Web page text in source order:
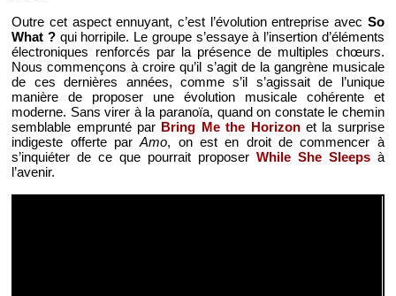
Outre cet aspect ennuyant, c’est l’évolution entreprise avec So
What ? qui horripile. Le groupe s’essaye à l’insertion d’éléments
électroniques renforcés par la présence de multiples chœurs.
Nous commençons à croire qu’il s’agit de la gangrène musicale
de ces dernières années, comme s’il s’agissait de l’unique
manière de proposer une évolution musicale cohérente et
moderne. Sans virer à la paranoïa, quand on constate le chemin
semblable emprunté par Bring Me the Horizon et la surprise
indigeste offerte parAmo, on est en droit de commencer à
s’inquiéter de ce que pourrait proposer While She Sleepsà
l’avenir.